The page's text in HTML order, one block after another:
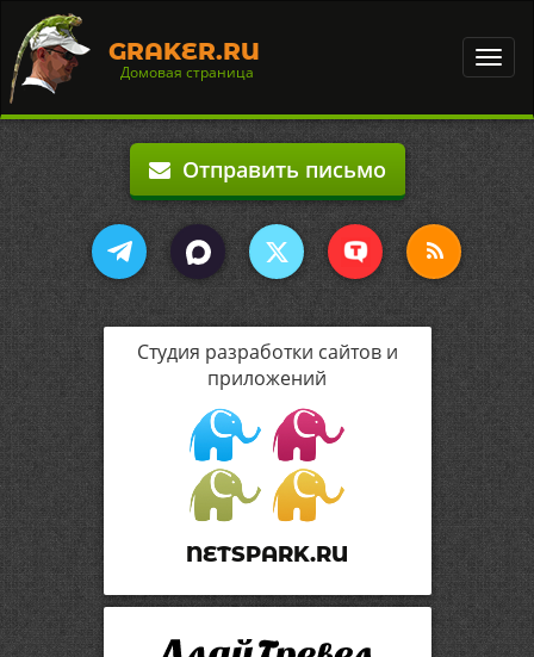
GRAKER.RU
Домовая страница
Отправить письмо
Студия разработки сайтов и
приложений
NETSPARK.RU